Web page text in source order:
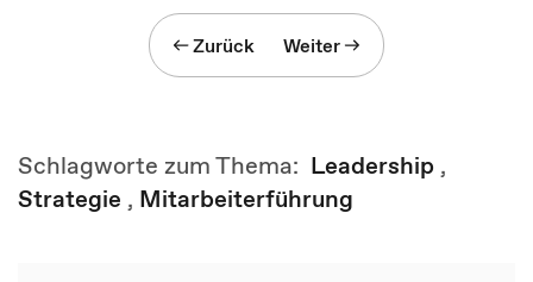
Zurück Weiter
Schlagworte zum Thema: Leadership ,
Strategie , Mitarbeiterführung